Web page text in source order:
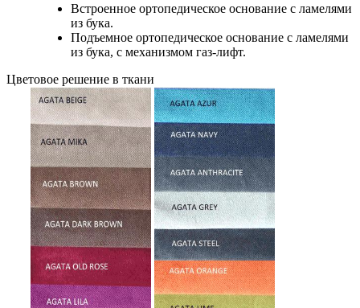
Встроенное ортопедическое основание с ламелями
из бука.
Подъемное ортопедическое основание с ламелями
из бука, с механизмом газ-лифт.
Цветовое решение в ткани